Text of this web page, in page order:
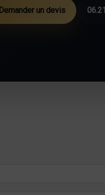
Demander un devis